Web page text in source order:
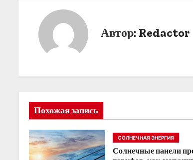
и
я
п
Автор: Redactor
Похожая запись
СОЛНЕЧНАЯ ЭНЕРГИЯ
Солнечные панели